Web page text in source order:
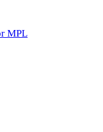
MPL